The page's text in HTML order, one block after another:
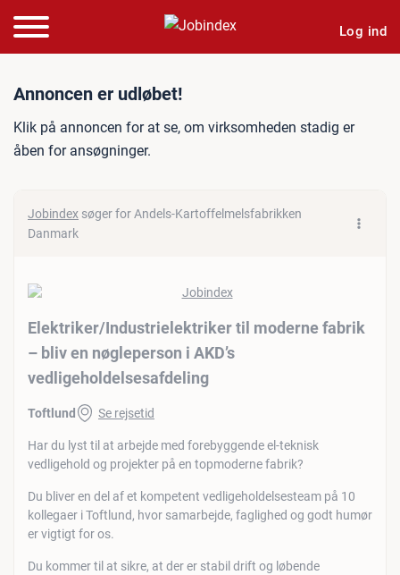
Log ind
Jobannonce: Elektriker/
Annoncen er udløbet!
Klik på annoncen for at se, om virksomheden stadig er
åben for ansøgninger.
Jobindex søger for Andels-Kartoffelmelsfabrikken
Danmark
Elektriker/​Industrielektriker til moderne fabrik
– bliv en nøgleperson i AKD’s
vedligeholdelsesafdeling
Toftlund Se rejsetid
Har du lyst til at arbejde med forebyggende el-teknisk
vedligehold og projekter på en topmoderne fabrik?
Du bliver en del af et kompetent vedligeholdelsesteam på 10
kollegaer i Toftlund, hvor samarbejde, faglighed og godt humør
er vigtigt for os.
Du kommer til at sikre, at der er stabil drift og løbende